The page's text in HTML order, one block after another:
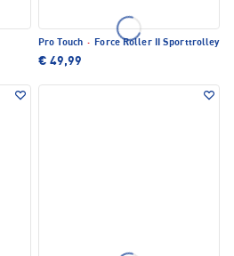
Pro Touch · Force Roller II Sporttrolley
€ 49,99